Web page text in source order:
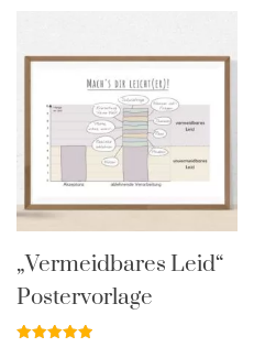
„Vermeidbares Leid“
Postervorlage